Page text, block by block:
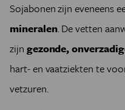
Sojabonen zijn eveneens
mineralen. De vetten
zijn gezonde,
hart- en vaatziekten te
vetzuren.